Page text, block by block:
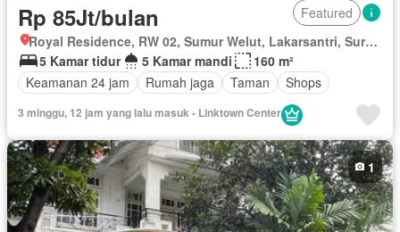
Rp 85Jt/bulan
Featured
Royal Residence, RW 02, Sumur Welut, Lakarsantri, Surabaya, Jawa Timur
5 Kamar tidur
5 Kamar mandi
160 m²
Keamanan 24 jam
Rumah jaga Taman Shops
3 minggu, 12 jam yang lalu masuk - Linktown Center
1